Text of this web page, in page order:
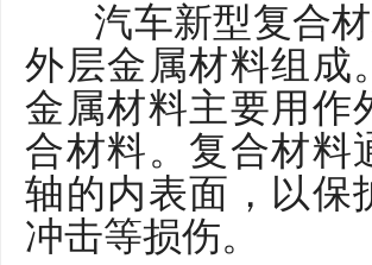
汽车新型复合材
外层金属材料组成
金属材料主要用作
合材料。复合材料
轴的内表面，以保
冲击等损伤。